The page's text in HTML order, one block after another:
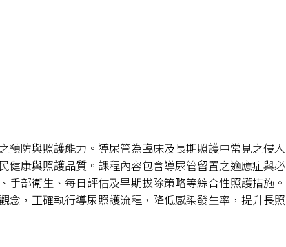
預防與照護能力。導尿管為臨床及長期照護中常見之侵入
健康與照護品質。課程內容包含導尿管留置之適應症與必
部衛生、每日評估及早期拔除策略等綜合性照護措施。
念，正確執行導尿照護流程，降低感染發生率，提升長照